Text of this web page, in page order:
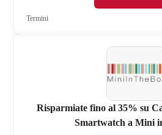
Termini
Risparmiate fino al 35% su
Smartwatch a Mini